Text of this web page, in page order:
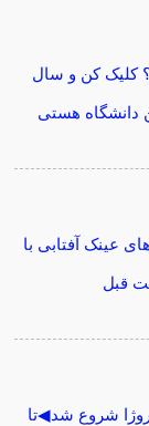
کلیک کن و سال
دانشگاه هستی
عینک آفتابی با
قبل
روژا شروع شد◀تا